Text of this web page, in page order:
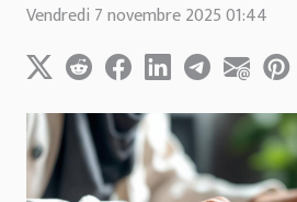
Vendredi 7 novembre 2025 01:44